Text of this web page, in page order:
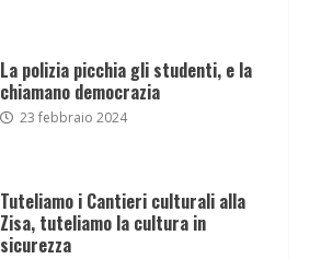
La polizia picchia gli studenti, e la
chiamano democrazia
23 febbraio 2024
Tuteliamo i Cantieri culturali alla
Zisa, tuteliamo la cultura in
sicurezza